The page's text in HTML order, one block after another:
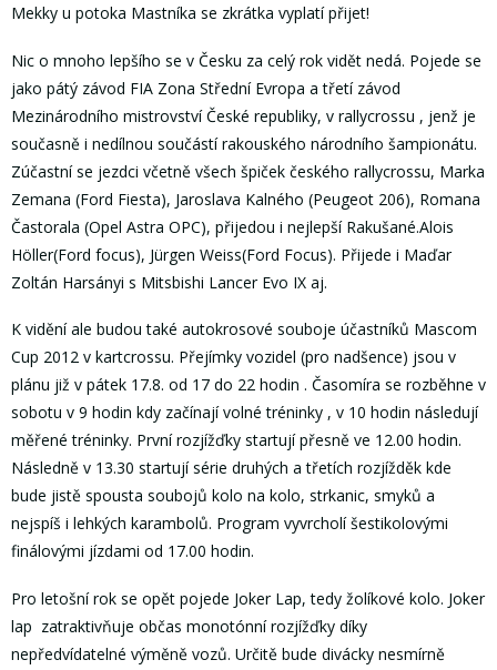
Mekky u potoka Mastníka se zkrátka vyplatí přijet!
Nic o mnoho lepšího se v Česku za celý rok vidět nedá. Pojede se
jako pátý závod FIA Zona Střední Evropa a třetí závod
Mezinárodního mistrovství České republiky, v rallycrossu , jenž je
současně i nedílnou součástí rakouského národního šampionátu.
Zúčastní se jezdci včetně všech špiček českého rallycrossu, Marka
Zemana (Ford Fiesta), Jaroslava Kalného (Peugeot 206), Romana
Častorala (Opel Astra OPC), přijedou i nejlepší Rakušané.Alois
Höller(Ford focus), Jürgen Weiss(Ford Focus). Přijede i Maďar
Zoltán Harsányi s Mitsbishi Lancer Evo IX aj.
K vidění ale budou také autokrosové souboje účastníků Mascom
Cup 2012 v kartcrossu. Přejímky vozidel (pro nadšence) jsou v
plánu již v pátek 17.8. od 17 do 22 hodin . Časomíra se rozběhne v
sobotu v 9 hodin kdy začínají volné tréninky , v 10 hodin následují
měřené tréninky. První rozjížďky startují přesně ve 12.00 hodin.
Následně v 13.30 startují série druhých a třetích rozjížděk kde
bude jistě spousta soubojů kolo na kolo, strkanic, smyků a
nejspíš i lehkých karambolů. Program vyvrcholí šestikolovými
finálovými jízdami od 17.00 hodin.
Pro letošní rok se opět pojede Joker Lap, tedy žolíkové kolo. Joker
lap zatraktivňuje občas monotónní rozjížďky díky
nepředvídatelné výměně vozů. Určitě bude divácky nesmírně